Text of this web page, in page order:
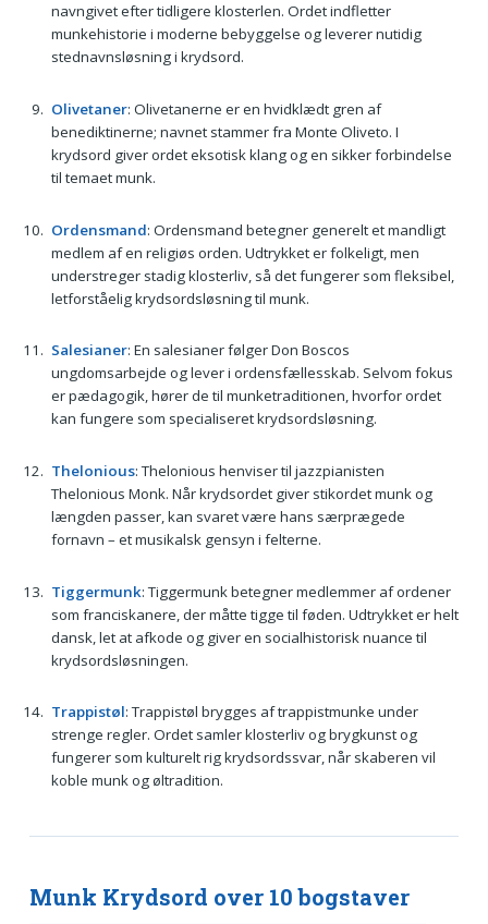
navngivet efter tidligere klosterlen. Ordet indfletter
munkehistorie i moderne bebyggelse og leverer nutidig
stednavnsløsning i krydsord.
Olivetaner: Olivetanerne er en hvidklædt gren af
benediktinerne; navnet stammer fra Monte Oliveto. I
krydsord giver ordet eksotisk klang og en sikker forbindelse
til temaet munk.
Ordensmand: Ordensmand betegner generelt et mandligt
medlem af en religiøs orden. Udtrykket er folkeligt, men
understreger stadig klosterliv, så det fungerer som fleksibel,
letforståelig krydsordsløsning til munk.
Salesianer: En salesianer følger Don Boscos
ungdomsarbejde og lever i ordensfællesskab. Selvom fokus
er pædagogik, hører de til munke­traditionen, hvorfor ordet
kan fungere som specialiseret krydsordsløsning.
Thelonious: Thelonious henviser til jazzpianisten
Thelonious Monk. Når krydsordet giver stikordet munk og
længden passer, kan svaret være hans særprægede
fornavn – et musikalsk gensyn i felterne.
Tiggermunk: Tiggermunk betegner medlemmer af ordener
som franciskanere, der måtte tigge til føden. Udtrykket er helt
dansk, let at afkode og giver en socialhistorisk nuance til
krydsordsløsningen.
Trappistøl: Trappistøl brygges af trappistmunke under
strenge regler. Ordet samler klosterliv og brygkunst og
fungerer som kulturelt rig krydsordssvar, når skaberen vil
koble munk og øltradition.
Munk Krydsord over 10 bogstaver